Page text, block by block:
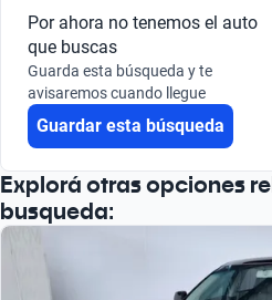
Buscá por modelo
Buscá por versión
Por ahora no tenemos el auto
que buscas
Guarda esta búsqueda y te
avisaremos cuando llegue
Guardar esta búsqueda
Explorá otras opciones
busqueda: